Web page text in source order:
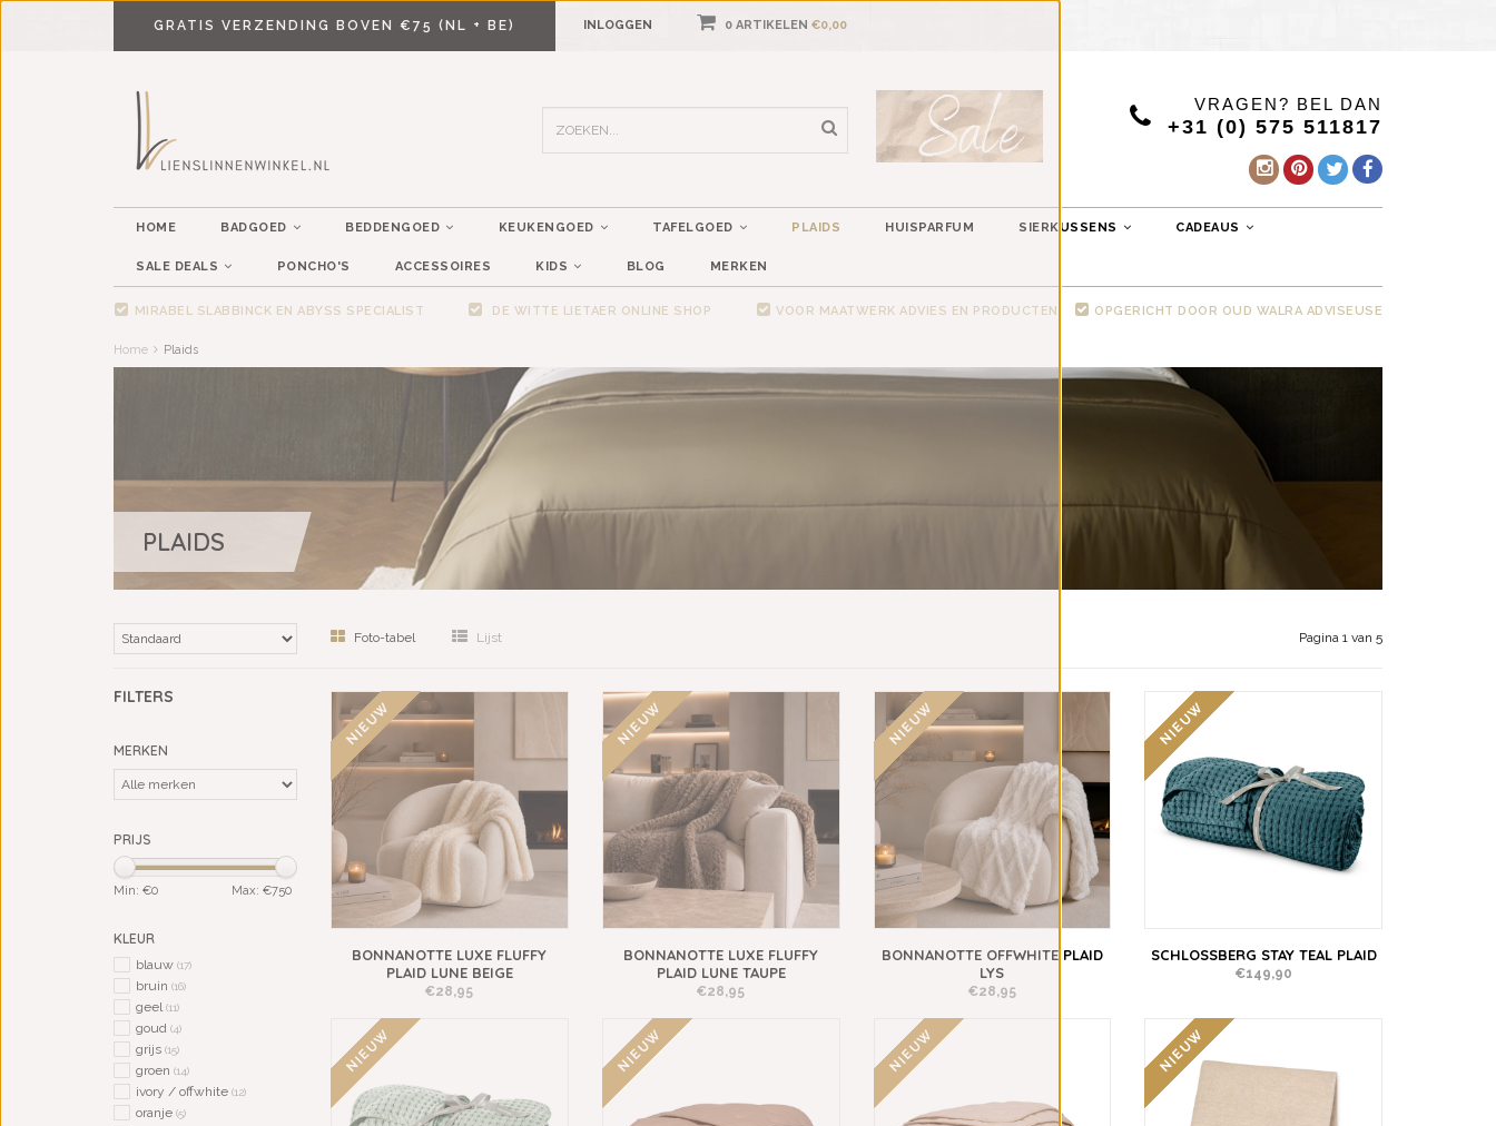
GRATIS VERZENDING BOVEN €75 (NL + BE) INLOGGEN 0 ARTIKELEN €0,00
VRAGEN? BEL DAN
+31 (0) 575 511817
HOME BADGOED BEDDENGOED KEUKENGOED TAFELGOED PLAIDS HUISPARFUM SIERKUSSENS CADEAUS
SALE DEALS PONCHO'S ACCESSOIRES KIDS BLOG MERKEN
MIRABEL SLABBINCK EN ABYSS SPECIALIST DE WITTE LIETAER ONLINE SHOP VOOR MAATWERK ADVIES EN PRODUCTEN OPGERICHT DOOR OUD WALRA ADVISEUSE
Home Plaids
PLAIDS
Foto-tabel Lijst Pagina 1 van 5
FILTERS
MERKEN
PRIJS
Min: €0 Max: €750
KLEUR
blauw (17)
bruin (16)
geel(11)
goud (4)
grijs (15)
groen (14)
ivory / offwhite (12)
oranje (5)
NIEUW
BONNANOTTE LUXE FLUFFY
PLAID LUNE BEIGE
€28,95
NIEUW
BONNANOTTE LUXE FLUFFY
PLAID LUNE TAUPE
€28,95
NIEUW
BONNANOTTE OFFWHITE PLAID
LYS
€28,95
NIEUW
SCHLOSSBERG STAY TEAL PLAID
€149,90
NIEUW NIEUW NIEUW NIEUW